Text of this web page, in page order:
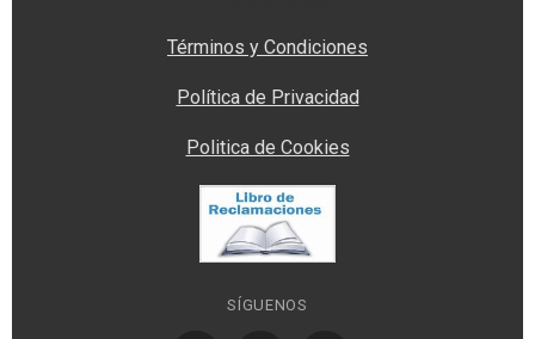
Términos y Condiciones
Política de Privacidad
Politica de Cookies
SÍGUENOS